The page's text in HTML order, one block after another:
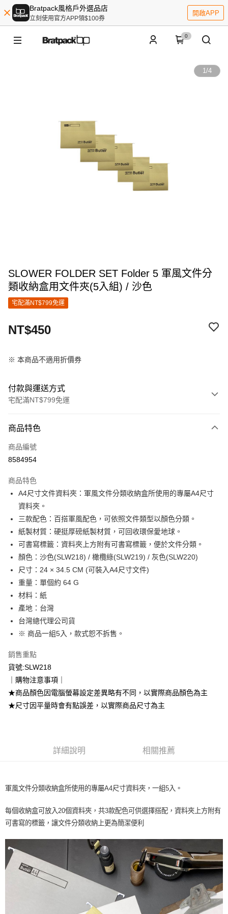
Bratpack風格戶外選品店
立刻使用官方APP領$100券
開啟APP
0
1/4
SLOWER FOLDER SET Folder 5 軍風文件分
類收納盒用文件夾(5入組) / 沙色
宅配滿NT$799免運
NT$450
※ 本商品不適用折價券
付款與運送方式
宅配滿NT$799免運
信用卡一次付款
LINE Pay
運送方式
每筆NT$100，滿NT$799(含以上)免運費
商品特色
商品編號
8584954
商品特色
A4尺寸文件資料夾：軍風文件分類收納盒所使用的專屬A4尺寸
資料夾。
三款配色：百搭軍風配色，可依照文件類型以顏色分類。
紙製材質：硬挺厚磅紙製材質，可回收環保愛地球。
可書寫標籤：資料夾上方附有可書寫標籤，便於文件分類。
顏色：沙色(SLW218) / 橄欖綠(SLW219) / 灰色(SLW220)
尺寸：24 × 34.5 CM (可裝入A4尺寸文件)
重量：單個約 64 G
材料：紙
產地：台灣
台灣總代理公司貨
※ 商品一組5入，款式恕不拆售。
銷售重點
貨號:SLW218
｜購物注意事項｜
★商品顏色因電腦螢幕設定差異略有不同，以實際商品顏色為主
★尺寸因平量時會有點誤差，以實際商品尺寸為主
詳細說明 相關推薦
軍風文件分類收納盒所使用的專屬A4尺寸資料夾，一組5入。
每個收納盒可放入20個資料夾，共3款配色可供選擇搭配，資料夾上方附有
可書寫的標籤，讓文件分類收納上更為簡潔便利